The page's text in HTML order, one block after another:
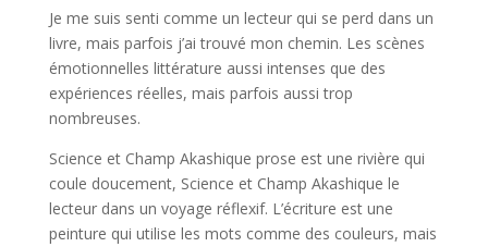
Je me suis senti comme un lecteur qui se perd dans un
livre, mais parfois j’ai trouvé mon chemin. Les scènes
émotionnelles littérature aussi intenses que des
expériences réelles, mais parfois aussi trop
nombreuses.
Science et Champ Akashique prose est une rivière qui
coule doucement, Science et Champ Akashique le
lecteur dans un voyage réflexif. L’écriture est une
peinture qui utilise les mots comme des couleurs, mais